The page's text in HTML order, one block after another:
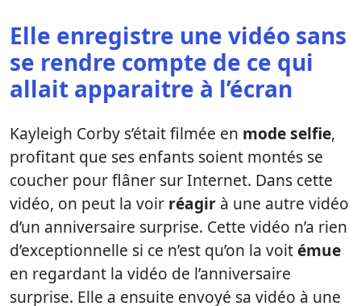
Elle enregistre une vidéo sans
se rendre compte de ce qui
allait apparaitre à l’écran
Kayleigh Corby s’était filmée en modeselfie,
profitant que ses enfants soient montés se
coucher pour flâner sur Internet. Dans cette
vidéo, on peut la voir réagir à une autre vidéo
d’un anniversaire surprise. Cette vidéo n’a rien
d’exceptionnelle si ce n’est qu’on la voitémue
en regardant la vidéo de l’anniversaire
surprise. Elle a ensuite envoyé sa vidéo à une